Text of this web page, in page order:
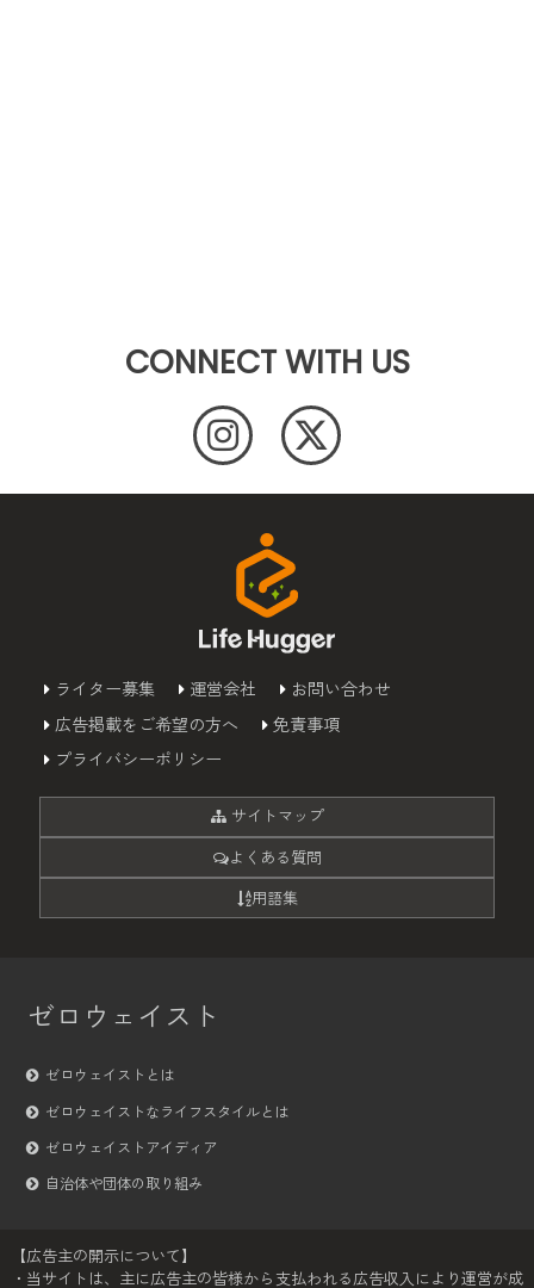
CONNECT WITH US
ライター募集 運営会社
お問い合わせ
広告掲載をご希望の方へ
免責事項
プライバシーポリシー
サイトマップ
よくある質問
用語集
ゼロウェイスト
ゼロウェイストとは
ゼロウェイストなライフスタイルとは
ゼロウェイストアイディア
自治体や団体の取り組み
【広告主の開示について】
・当サイトは、主に広告主の皆様から支払われる広告収入により運営が成